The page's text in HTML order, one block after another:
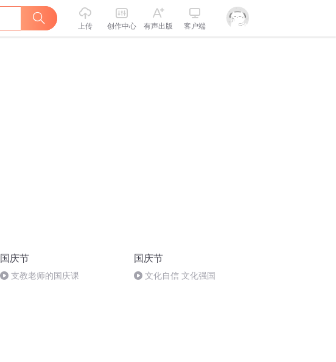
上传 创作中心 有声出版 客户端
国庆节
支教老师的国庆课
国庆节
文化自信 文化强国